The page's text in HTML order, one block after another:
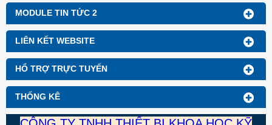
MODULE TIN TỨC 2
LIÊN KẾT WEBSITE
HỔ TRỢ TRỰC TUYẾN
THỐNG KÊ